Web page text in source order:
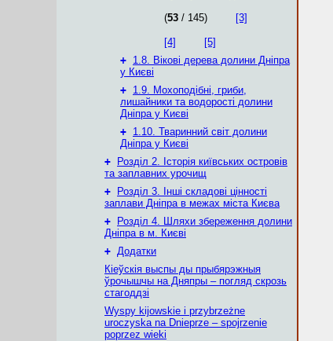
(53 / 145) [3]
[4]
[5]
+ 1.8. Вікові дерева долини Дніпра
у Києві
+ 1.9. Мохоподібні, гриби,
лишайники та водорості долини
Дніпра у Києві
+ 1.10. Тваринний світ долини
Дніпра у Києві
+
Розділ 2. Історія київських островів
та заплавних урочищ
+
Розділ 3. Інші складові цінності
заплави Дніпра в межах міста Києва
+
Розділ 4. Шляхи збереження долини
Дніпра в м. Києві
+ Додатки
Кіеўскія выспы ды прыбярэжныя
ўрочышчы на Дняпры – погляд скрозь
стагоддзі
Wyspy kijowskie i przybrzeżne
uroczyska na Dnieprze – spojrzenie
poprzez wieki